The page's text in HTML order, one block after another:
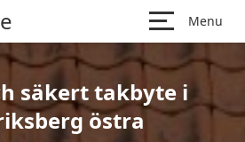
Menu
säkert takbyte i
östra